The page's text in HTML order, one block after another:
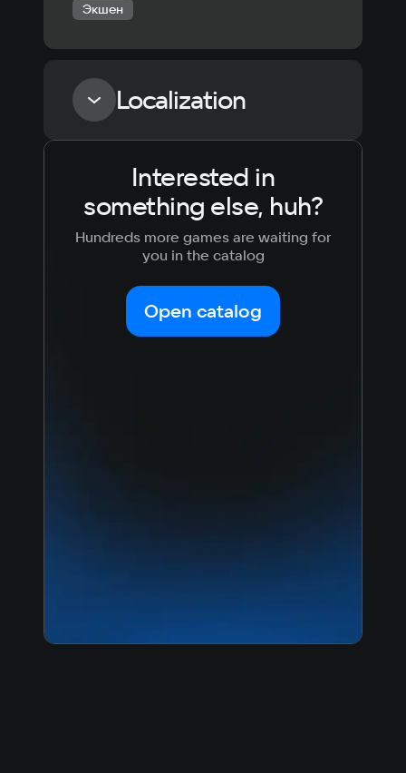
Экшен
Localization
Language
Russian
Simplified
Chinese
Korean
Japanese
Text Voiceover
Interested in
something else, huh?
Hundreds more games are waiting for
you in the catalog
Open catalog